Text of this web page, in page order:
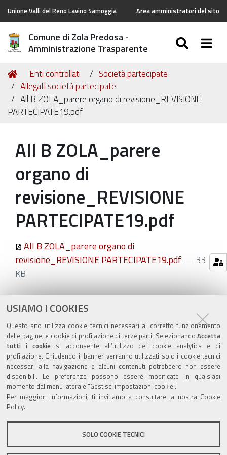
USIAMO I COOKIES
Questo sito utilizza cookie tecnici necessari al corretto funzionamento
delle pagine, e cookie di profilazione di terze parti. Selezionando Accetta
tutti i cookiesi acconsente all’utilizzo dei cookie analytics e di
profilazione. Chiudendo il banner verranno utilizzati solo i cookie tecnici
necessari alla navigazione e alcuni contenuti potrebbero non essere
disponibili. Le preferenze possono essere modificate in qualsiasi
momento dal menu laterale "Gestisci impostazioni cookie".
Per maggiori informazioni, ti invitiamo a consultare la nostra Cookie
Policy.
SOLO COOKIE TECNICI
Unione Valli del Reno Lavino Samoggia Area amministratori del sito
Comune di Zola Predosa -
Amministrazione Trasparente
Tu
sei
qui:
Home
Enti controllati
Società partecipate
Allegati società partecipate
All B ZOLA_parere organo di revisione_REVISIONE
PARTECIPATE19.pdf
All B ZOLA_parere
organo di
revisione_REVISIONE
PARTECIPATE19.pdf
All B ZOLA_parere organo di
revisione_REVISIONE PARTECIPATE19.pdf— 33
KB
Azioni
sul
documento
ultima modifica 20/01/2020
Valuta questo sito